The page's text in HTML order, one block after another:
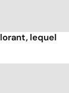
lequel